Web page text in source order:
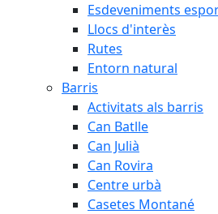
Esdeveniments
Llocs d'interès
Rutes
Entorn natural
Barris
Activitats als barris
Can Batlle
Can Julià
Can Rovira
Centre urbà
Casetes Montané